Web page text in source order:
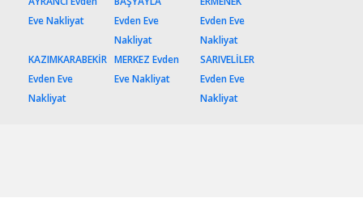
Eve Nakliyat
Evden Eve
Nakliyat
Evden Eve
Nakliyat
KAZIMKARABEKİR
Evden Eve
Nakliyat
MERKEZ Evden
Eve Nakliyat
SARIVELİLER
Evden Eve
Nakliyat